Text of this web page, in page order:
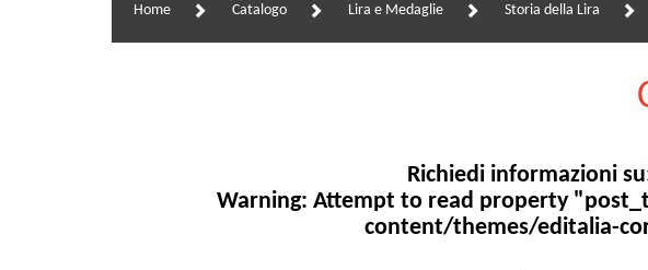
Home Catalogo Lira e Medaglie Storia della Lira
Richiedi informazioni
Warning: Attempt to read property
content/themes/editalia-